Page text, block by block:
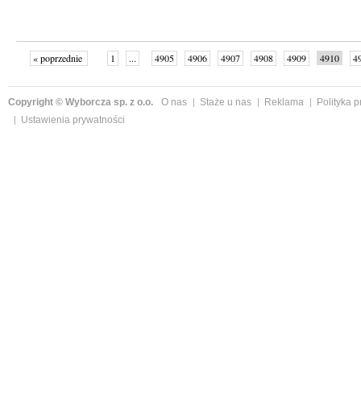
« poprzednie 1 ... 4905 4906 4907 4908 4909 4910
Copyright © Wyborcza sp. z o.o. O nas Staże u nas Reklama
Polityka
Ustawienia prywatności